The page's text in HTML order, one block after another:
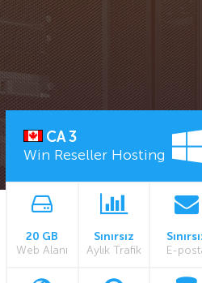
CA 3
Win Reseller Hosting
20 GB
Web Alanı
Sınırsız
Aylık Trafik
E-